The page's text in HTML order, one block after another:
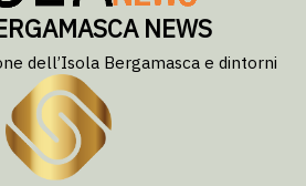
NEWS
dell’Isola Bergamasca e dintorni